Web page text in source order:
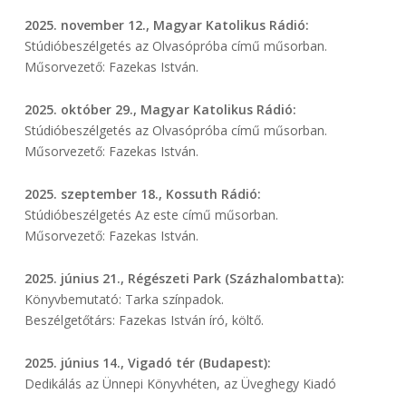
2025. november 12., Magyar Katolikus Rádió:
Stúdióbeszélgetés az Olvasópróba című műsorban.
Műsorvezető: Fazekas István.
2025. október 29., Magyar Katolikus Rádió:
Stúdióbeszélgetés az Olvasópróba című műsorban.
Műsorvezető: Fazekas István.
2025. szeptember 18., Kossuth Rádió:
Stúdióbeszélgetés Az este című műsorban.
Műsorvezető: Fazekas István.
2025. június 21., Régészeti Park (Százhalombatta):
Könyvbemutató: Tarka színpadok.
Beszélgetőtárs: Fazekas István író, költő.
2025. június 14., Vigadó tér (Budapest):
Dedikálás az Ünnepi Könyvhéten, az Üveghegy Kiadó